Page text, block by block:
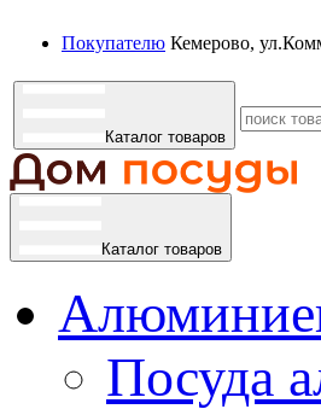
Покупателю Кемерово,
Каталог товаров
Каталог товаров
Посуда